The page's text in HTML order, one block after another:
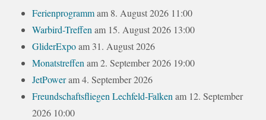
Ferienprogrammam 8. August 2026 11:00
Warbird-Treffenam 15. August 2026 13:00
GliderExpoam 31. August 2026
Monatstreffenam 2. September 2026 19:00
JetPoweram 4. September 2026
Freundschaftsfliegen Lechfeld-Falkenam 12. September
2026 10:00